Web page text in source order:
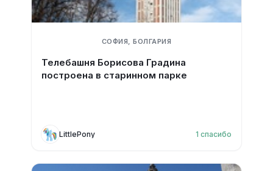
СОФИЯ, БОЛГАРИЯ
Телебашня Борисова Градина
построена в старинном парке
LittlePony 1 спасибо